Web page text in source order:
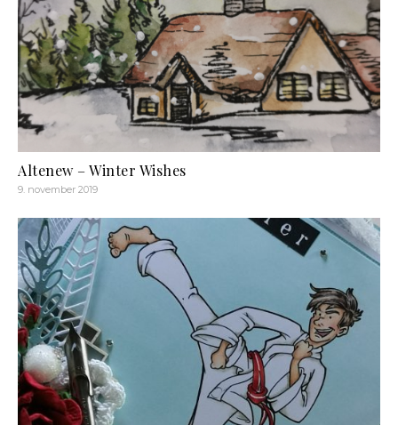
Altenew – Winter Wishes
9. november 2019